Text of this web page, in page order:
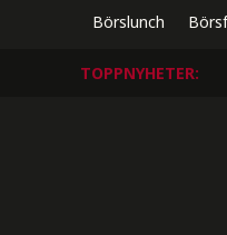
Börslunch
TOPPNYHETER: